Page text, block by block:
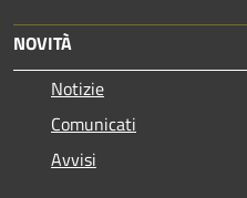
NOVITÀ
Notizie
Comunicati
Avvisi